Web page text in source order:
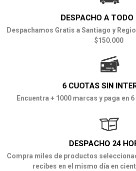
DESPACHO A TODO
Despachamos Gratis a Santiago y
$150.000
6 CUOTAS SIN
Encuentra + 1000 marcas y paga en
DESPACHO 24
Compra miles de productos
recibes en el mismo día en